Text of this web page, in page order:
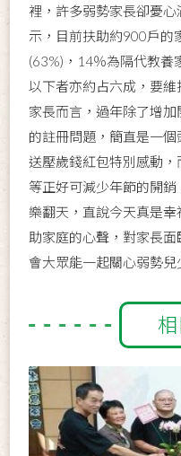
裡，許多弱勢家長卻憂
示，目前扶助約900戶的
(63%)，14％為隔代教養
以下者亦約占六成，要
家長而言，過年除了增
的註冊問題，簡直是一
送壓歲錢紅包特別感動
等正好可減少年節的開
樂翻天，直說今天真是
助家庭的心聲，對家長
會大眾能一起關心弱勢兒